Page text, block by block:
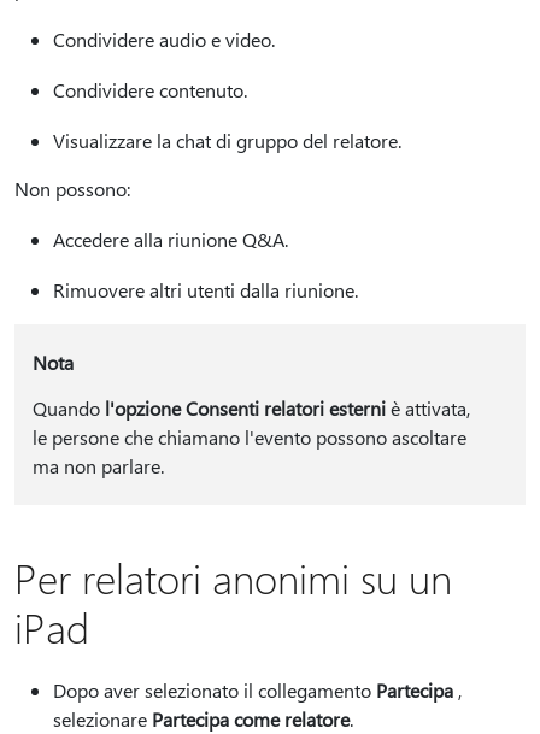
Condividere audio e video.
Condividere contenuto.
Visualizzare la chat di gruppo del relatore.
Non possono:
Accedere alla riunione Q&A.
Rimuovere altri utenti dalla riunione.
Nota
Quando l'opzione Consenti relatori esterniè attivata,
le persone che chiamano l'evento possono ascoltare
ma non parlare.
Per relatori anonimi su un
iPad
Dopo aver selezionato il collegamento Partecipa ,
selezionare Partecipa come relatore.